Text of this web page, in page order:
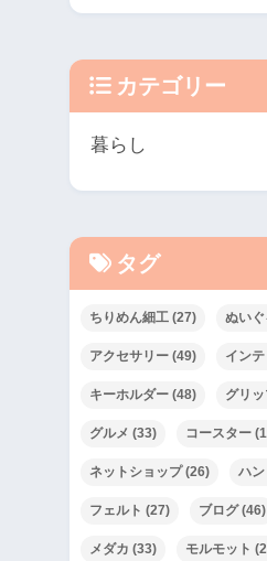
カテゴリー
タグ
ちりめん細工 (27) ぬい
アクセサリー (49) イン
キーホルダー (48) グリ
グルメ (33) コースター
ネットショップ(26) ハ
フェルト (27) ブログ(46)
メダカ (33) モルモット